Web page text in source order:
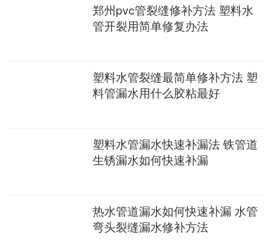
郑州pvc管裂缝修补方法 塑料水
管开裂用简单修复办法
塑料水管裂缝最简单修补方法 塑
料管漏水用什么胶粘最好
塑料水管漏水快速补漏法 铁管道
生锈漏水如何快速补漏
热水管道漏水如何快速补漏 水管
弯头裂缝漏水修补方法